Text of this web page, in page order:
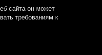
сайта он может
требованиям к